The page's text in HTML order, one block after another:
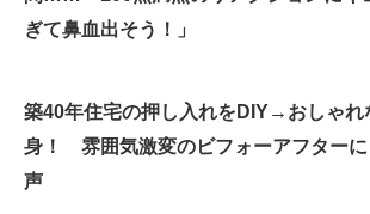
経営リーダーのコミュニティ
ぎて鼻血出そう！」
築40年住宅の押し入れをDIY→おしゃれ
身！ 雰囲気激変のビフォーアフターに
声